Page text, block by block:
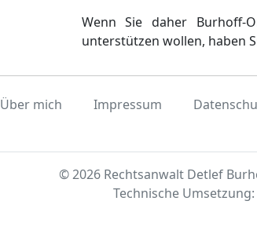
Wenn Sie daher Burhoff-
unterstützen wollen, haben
Über mich Impressum
© 2026 Rechtsanwalt Detlef
Technische Umsetzung: